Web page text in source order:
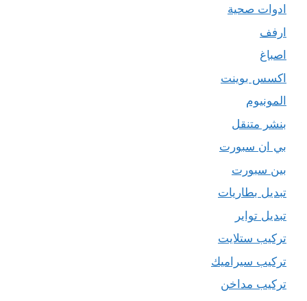
ادوات صحية
ارفف
اصباغ
اكسس بوينت
المونيوم
بنشر متنقل
بي ان سبورت
بين سبورت
تبديل بطاريات
تبديل تواير
تركيب ستلايت
تركيب سيراميك
تركيب مداخن